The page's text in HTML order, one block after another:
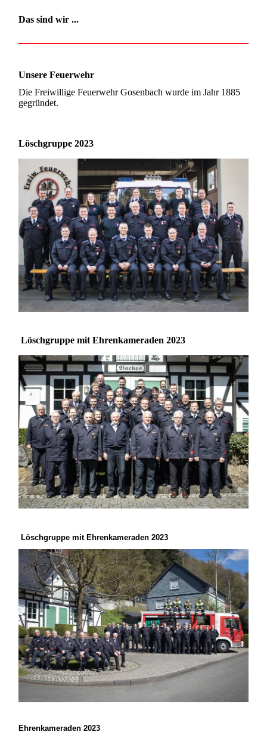
Das sind wir ...
Unsere Feuerwehr
Die Freiwillige Feuerwehr Gosenbach wurde im Jahr 1885
gegründet.
Löschgruppe 2023
Löschgruppe mit Ehrenkameraden 2023
Löschgruppe mit Ehrenkameraden 2023
Ehrenkameraden 2023